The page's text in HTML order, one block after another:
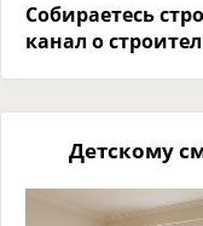
Собираетесь
канал о
Детскому